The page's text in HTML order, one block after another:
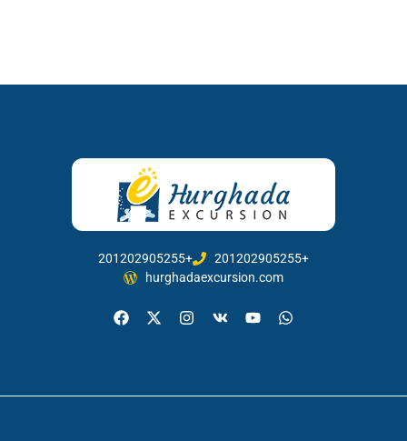
201202905255+
201202905255+
hurghadaexcursion.com